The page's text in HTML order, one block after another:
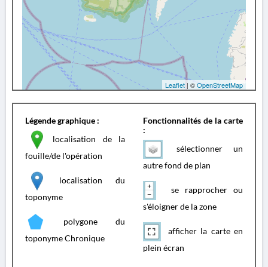
Leaflet | ©OpenStreetMap
Légende graphique :
localisation de la
fouille/de l'opération
localisation du
toponyme
polygone du
toponyme Chronique
Fonctionnalités de la carte
:
sélectionner un
autre fond de plan
se rapprocher ou
s'éloigner de la zone
afficher la carte en
plein écran